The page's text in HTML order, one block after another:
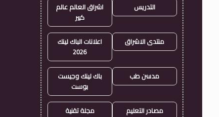
التدريس
اشراق العالم عالم
كبير
منتدى الاشراق
اعلانات الباك لينك
2026
مدسن طب
باك لينك وجيست
بوست
مصادر التعليم مجلة تقنية